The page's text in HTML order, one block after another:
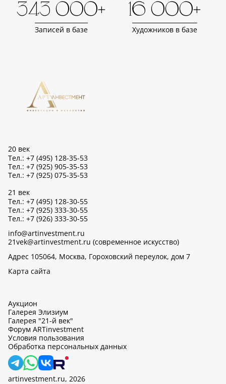
343 000+
Записей в базе
16 000+
Художников в базе
20 век
Тел.: +7 (495) 128-35-53
Тел.: +7 (925) 905-35-53
Тел.: +7 (925) 075-35-53
21 век
Тел.: +7 (495) 128-30-55
Тел.: +7 (925) 333-30-55
Тел.: +7 (926) 333-30-55
info@artinvestment.ru
21vek@artinvestment.ru (современное искусство)
Адрес 105064, Москва, Гороховский переулок, дом 7
Карта сайта
Аукцион
Галерея Элизиум
Галерея "21-й век"
Форум ARTinvestment
Условия пользования
Обработка персональных данных
artinvestment.ru, 2026